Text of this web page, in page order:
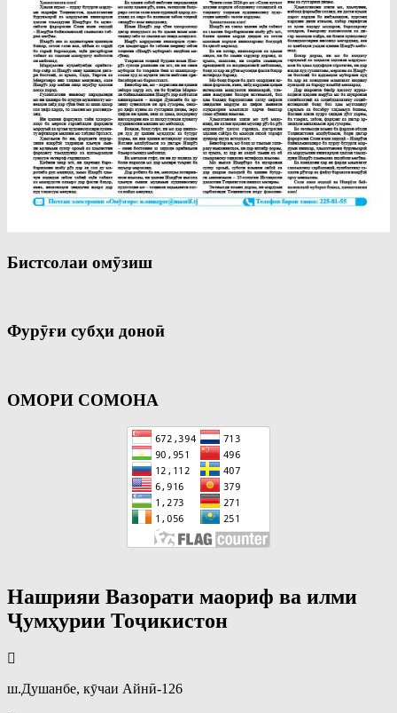
Бистсолаи омӯзиш
Фурӯғи субҳи доноӣ
ОМОРИ СОМОНА
Нашрияи Вазорати маориф ва илми
Ҷумҳурии Тоҷикистон
ш.Душанбе, кӯчаи Айнӣ-126